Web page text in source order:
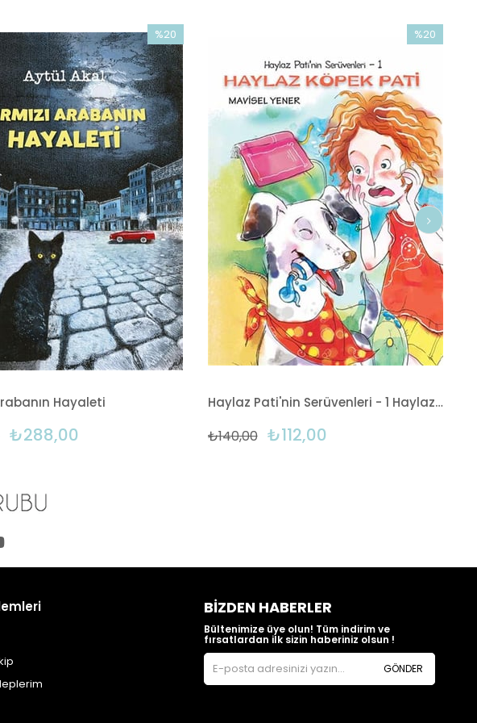
Hayaleti
₺288,00
%20
İndirim
%20İndirim
Haylaz Pati'nin Serüvenleri - 1 Haylaz Köpek Pati
₺112,00
₺140,00
%20
%20İndirim
BIZDEN HABERLER
Bültenimize üye olun! Tüm indirim ve
fırsatlardan ilk sizin haberiniz olsun !
GÖNDER